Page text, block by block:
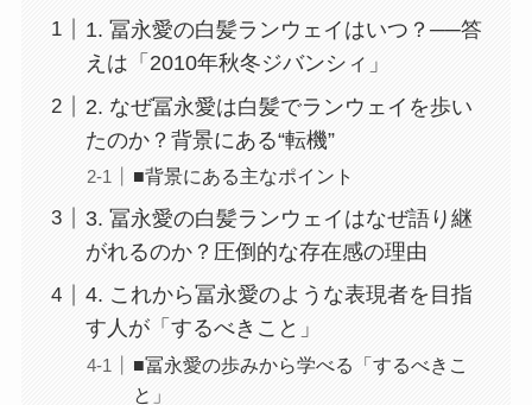
1. 冨永愛の白髪ランウェイはいつ？──答
えは「2010年秋冬ジバンシィ」
2. なぜ冨永愛は白髪でランウェイを歩い
たのか？背景にある“転機”
■背景にある主なポイント
3. 冨永愛の白髪ランウェイはなぜ語り継
がれるのか？圧倒的な存在感の理由
4. これから冨永愛のような表現者を目指
す人が「するべきこと」
■冨永愛の歩みから学べる「するべきこ
と」